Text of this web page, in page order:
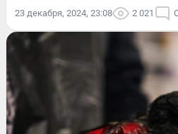
23 декабря, 2024, 23:08 2 021